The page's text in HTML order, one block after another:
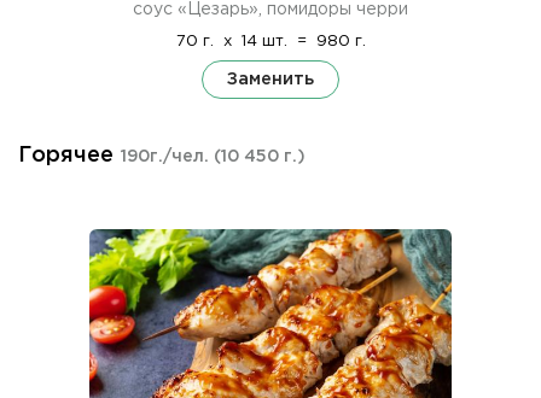
соус «Цезарь», помидоры черри
70 г. x 14 шт. = 980 г.
Заменить
Горячее 190г./чел. (10 450 г.)